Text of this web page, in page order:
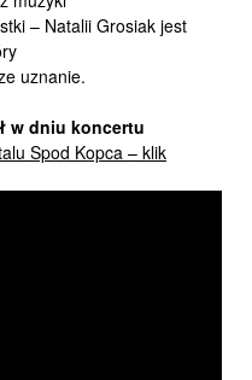
– Natalii Grosiak jest
uznanie.
w dniu koncertu
Spod Kopca – klik